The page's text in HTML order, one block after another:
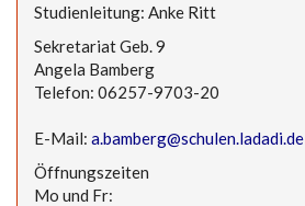
Studienleitung: Anke Ritt
Sekretariat Geb. 9
Angela Bamberg
Telefon: 06257-9703-20
E-Mail: a.bamberg@schulen.ladadi.de
Öffnungszeiten
Mo und Fr: